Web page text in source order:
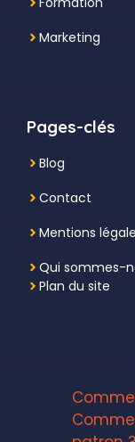
Marketing
Pages-clés
Blog
Contact
Mentions
Qui sommes-
Plan du site